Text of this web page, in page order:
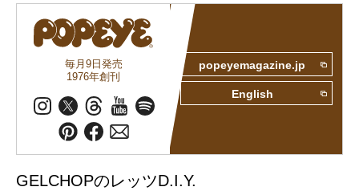
毎月9日発売
1976年創刊
popeyemagazine.jp
English
GELCHOPのレッツD.I.Y.